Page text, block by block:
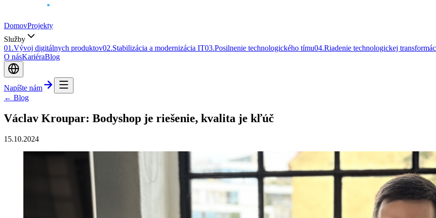
DomovProjekty
Služby
01 .Vývoj digitálnych produktov02.Stabilizácia a modernizácia IT03.Posilnenie technologického tímu04.Riadenie technologickej
O násKariéraBlog
Napíšte nám
← Blog
Václav Kroupar: Bodyshop je riešenie, kvalita je kľúč
15.10.2024